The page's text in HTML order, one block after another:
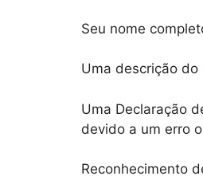
Seu nome
Uma descrição
Uma Declaração
devido a um erro
Reconhecimento